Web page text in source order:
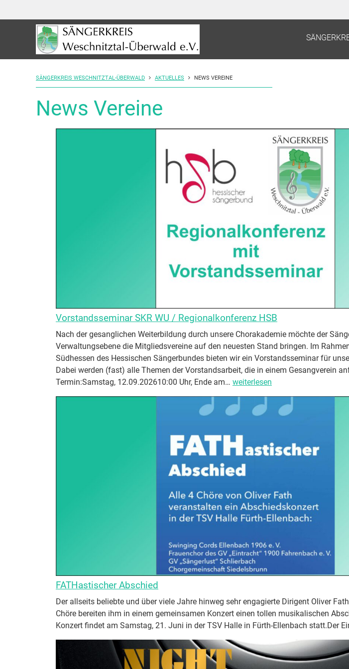
SÄNGERKREIS WESCHNITZTAL-ÜBERWALD AKTUELLES NEWS VEREINE
News Vereine
Vorstandsseminar SKR WU / Regionalkonferenz HSB
Nach der gesanglichen Weiterbildung durch unsere Chorakademie möchte der
Verwaltungsebene die Mitgliedsvereine auf den neuesten Stand bringen. Im
Südhessen des Hessischen Sängerbundes bieten wir ein Vorstandsseminar für
Dabei werden (fast) alle Themen der Vorstandsarbeit, die in einem Gesangverein
Termin:Samstag, 12.09.202610:00 Uhr, Ende am… V
r
s
a
n
s
e
m
i
a
r
S
R
U
R
e
weiterlesen
FATHastischer Abschied
Der allseits beliebte und über viele Jahre hinweg sehr engagierte Dirigent Oliver
Chöre bereiten ihm in einem gemeinsamen Konzert einen tollen musikalischen
Konzert findet am Samstag, 21. Juni in der TSV Halle in Fürth-Ellenbach statt.Der